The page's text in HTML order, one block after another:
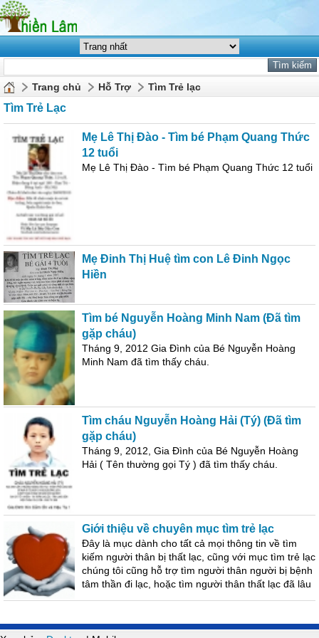
Trang chủ Hỗ Trợ Tìm Trẻ lạc
Tìm Trẻ Lạc
Mẹ Lê Thị Đào - Tìm bé Phạm Quang Thức
12 tuổi
Mẹ Lê Thị Đào - Tìm bé Phạm Quang Thức 12 tuổi
Mẹ Đinh Thị Huệ tìm con Lê Đinh Ngọc
Hiền
Tìm bé Nguyễn Hoàng Minh Nam (Đã tìm
gặp cháu)
Tháng 9, 2012 Gia Đình của Bé Nguyễn Hoàng
Minh Nam đã tìm thấy cháu.
Tìm cháu Nguyễn Hoàng Hải (Tý) (Đã tìm
gặp cháu)
Tháng 9, 2012, Gia Đình của Bé Nguyễn Hoàng
Hải ( Tên thường gọi Tý ) đã tìm thấy cháu.
Giới thiệu về chuyên mục tìm trẻ lạc
Đây là mục dành cho tất cả mọi thông tin về tìm
kiếm người thân bị thất lạc, cũng với mục tìm trẻ lạc
chúng tôi cũng hỗ trợ tìm người thân người bị bệnh
tâm thần đi lạc, hoặc tìm người thân thất lạc đã lâu